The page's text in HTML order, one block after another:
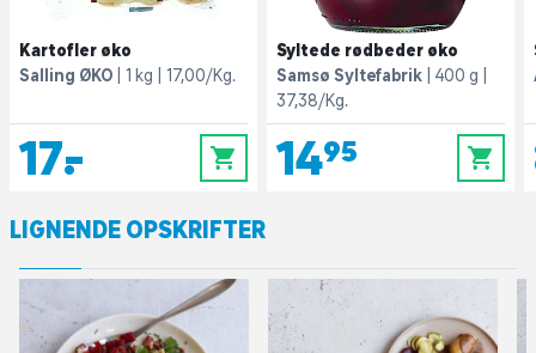
Kartofler øko
Salling ØKO
1 kg 17,00/Kg.
17,- 0
Syltede rødbeder øko
Samsø Syltefabrik
400 g
37,38/Kg.
14,95 0
LIGNENDE OPSKRIFTER